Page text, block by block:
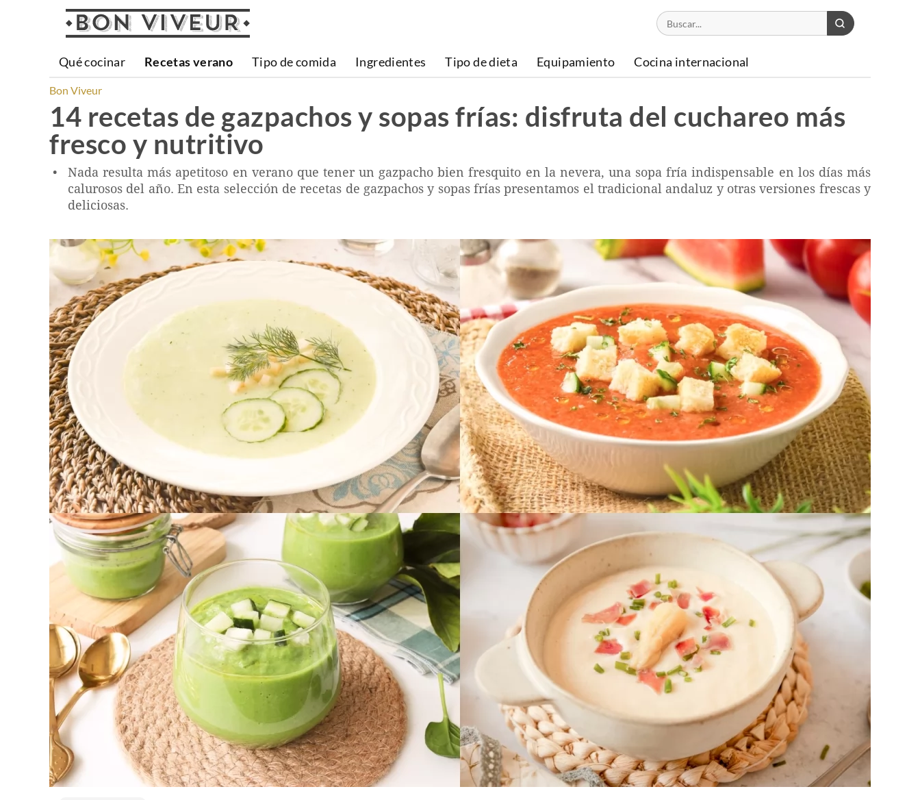
Qué cocinar Recetas verano Tipo de comida Ingredientes Tipo de dieta Equipamiento Cocina internacional
Bon Viveur
14 recetas de gazpachos y sopas frías: disfruta del cuchareo más
fresco y nutritivo
Nada resulta más apetitoso en verano que tener un gazpacho bien fresquito en la nevera, una sopa fría indispensable en los días más
calurosos del año. En esta selección de recetas de gazpachos y sopas frías presentamos el tradicional andaluz y otras versiones frescas y
deliciosas.